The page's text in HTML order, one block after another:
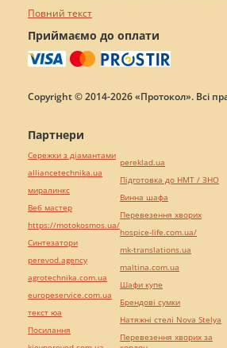
Повний текст
Приймаємо до оплати
Copyright © 2014-2026 «Протокол». Всі
Партнери
Сережки з діамантами
alliancetechnika.ua
миралинкс
Веб мастер
https://motokosmos.ua/
Синтезатори
perevod.agency
agrotechnika.com.ua
europeservice.com.ua
текст юа
Посилання
pereklad.ua
Підготовка до НМТ / ЗНО
Винна шафа
Перевезення хворих
hospice-life.com.ua/
mk-translations.ua
maltina.com.ua
Шафи купе
Брендові сумки
Натяжні стелі Nova Stelya
Перевезення хворих за